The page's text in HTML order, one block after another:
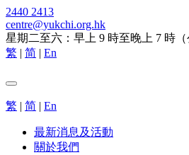
2440 2413
centre@yukchi.org.hk
星期二至六：早上 9 時至晚上 7 時（
繁 | 简 | En
繁 | 简 | En
最新消息及活動
關於我們